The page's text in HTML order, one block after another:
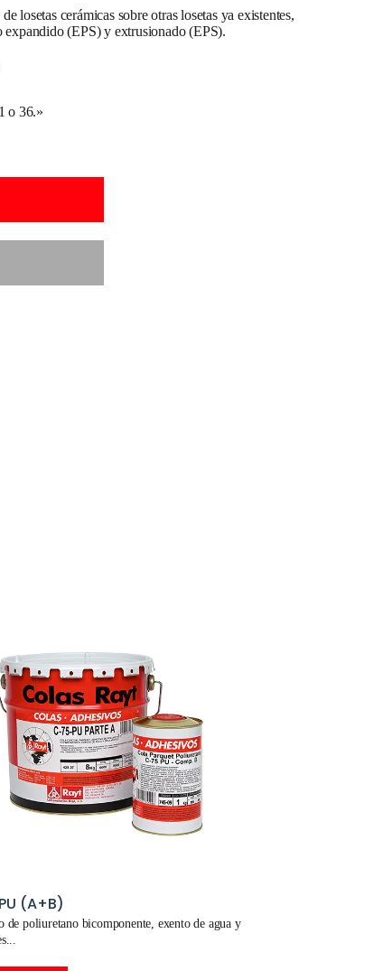
losetas cerámicas sobre otras losetas ya existentes,
expandido (EPS) y extrusionado (EPS).
o 36.»
(A+B)
de poliuretano bicomponente, exento de agua y